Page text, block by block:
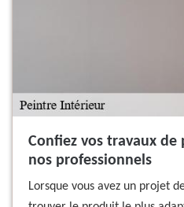
Confiez vos travaux
nos professionnels
Lorsque vous avez un projet